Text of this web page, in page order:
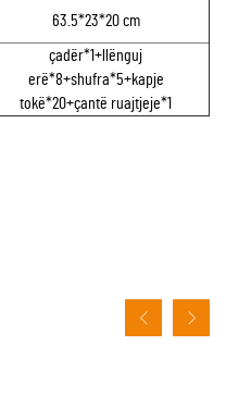
63.5*23*20 cm
çadër*1+llënguj
erë*8+shufra*5+kapje
tokë*20+çantë ruajtjeje*1